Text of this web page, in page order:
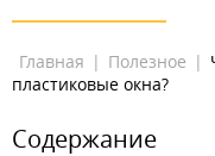
Главная | Полезное |
пластиковые окна?
Содержание